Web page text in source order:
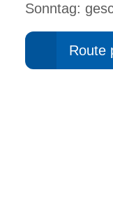
Sonntag:
Route